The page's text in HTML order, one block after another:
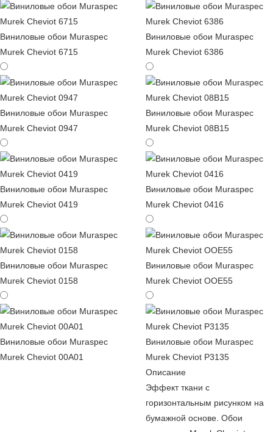
Виниловые обои Muraspec
Murek Cheviot 6715
Виниловые обои Muraspec
Murek Cheviot 6386
Виниловые обои Muraspec
Murek Cheviot 0947
Виниловые обои Muraspec
Murek Cheviot 08B15
Виниловые обои Muraspec
Murek Cheviot 0419
Виниловые обои Muraspec
Murek Cheviot 0416
Виниловые обои Muraspec
Murek Cheviot 0158
Виниловые обои Muraspec
Murek Cheviot OOE55
Виниловые обои Muraspec
Murek Cheviot 00A01
Виниловые обои Muraspec
Murek Cheviot P3135
Описание
Эффект ткани с
горизонтальным рисунком на
бумажной основе. Обои